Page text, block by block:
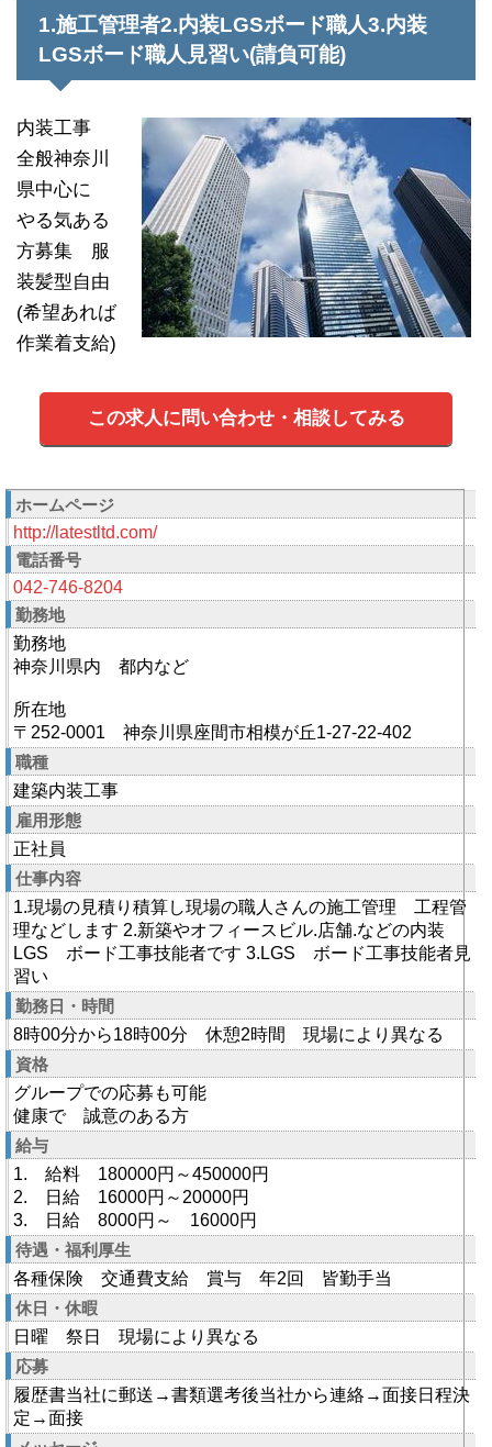
1.施工管理者2.内装LGSボード職人3.内装
LGSボード職人見習い(請負可能)
内装工事
全般神奈川
県中心に
やる気ある
方募集 服
装髪型自由
(希望あれば
作業着支給)
この求人に問い合わせ・相談してみる
ホームページ
http://latestltd.com/
電話番号
042-746-8204
勤務地
勤務地
神奈川県内 都内など
所在地
〒252-0001 神奈川県座間市相模が丘1-27-22-402
職種
建築内装工事
雇用形態
正社員
仕事内容
1.現場の見積り積算し現場の職人さんの施工管理 工程管
理などします 2.新築やオフィースビル.店舗.などの内装
LGS ボード工事技能者です 3.LGS ボード工事技能者見
習い
勤務日・時間
8時00分から18時00分 休憩2時間 現場により異なる
資格
グループでの応募も可能
健康で 誠意のある方
給与
1. 給料 180000円～450000円
2. 日給 16000円～20000円
3. 日給 8000円～ 16000円
待遇・福利厚生
各種保険 交通費支給 賞与 年2回 皆勤手当
休日・休暇
日曜 祭日 現場により異なる
応募
履歴書当社に郵送→書類選考後当社から連絡→面接日程決
定→面接